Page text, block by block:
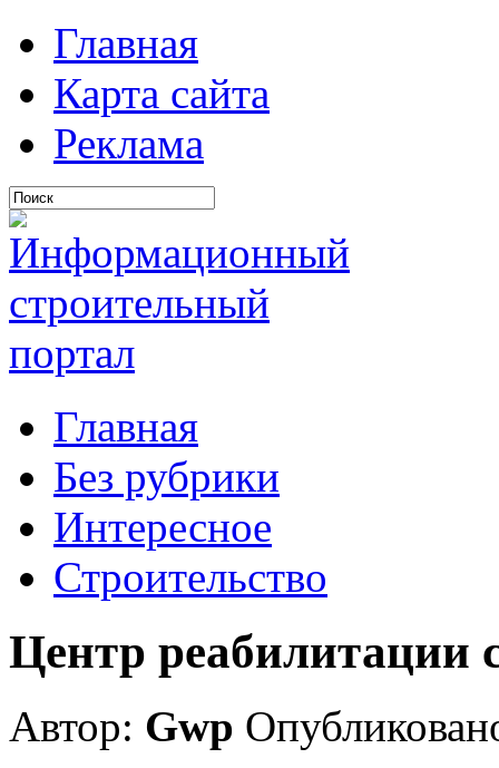
Главная
Карта сайта
Реклама
Главная
Без рубрики
Интересное
Строительство
Центр реабилитации
Автор: Gwp